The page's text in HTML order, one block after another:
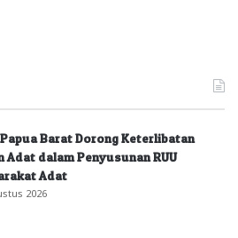
Papua Barat Dorong Keterlibatan
Adat dalam Penyusunan RUU
Adat
2026